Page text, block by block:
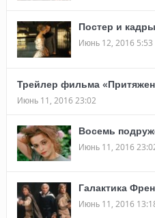
Постер и
Июнь 12, 2016 5:53
Трейлер фильма
Июнь 11, 2016 23:02
Восемь
Июнь 11, 2016
Галактика
Июнь 11, 2016